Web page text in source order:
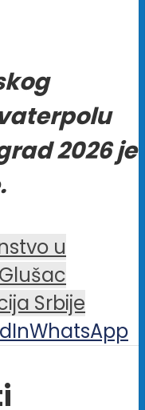
2026 je
u
Srbije
WhatsApp